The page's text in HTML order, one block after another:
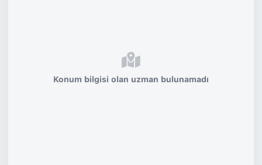
Konum bilgisi olan uzman bulunamadı